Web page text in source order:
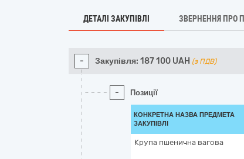
ДЕТАЛІ ЗАКУПІВЛІ ЗВЕРНЕННЯ ПРО
- Закупівля: 187 100 UAH (з ПДВ)
- Позиції
КОНКРЕТНА НАЗВА ПРЕДМЕТА
ЗАКУПІВЛІ
Крупа пшенична вагова